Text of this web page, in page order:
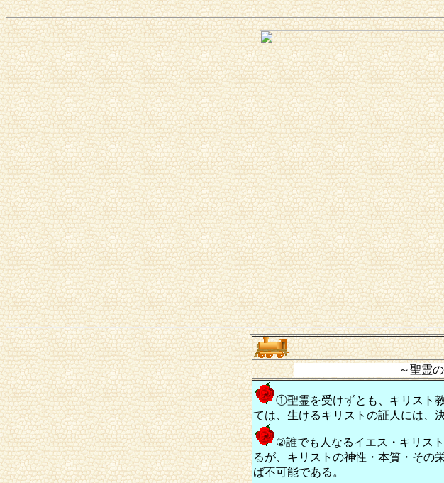
～聖霊の神性、
①聖霊を受けずとも、キリスト
ては、生けるキリストの証人には、
②誰でも人なるイエス・キリス
るが、キリストの神性・本質・その
ば不可能である。